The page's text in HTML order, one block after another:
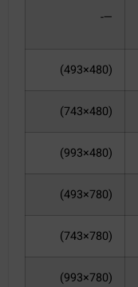
—-
(480×493)
(480×743)
(480×993)
(780×493)
(780×743)
(780×993)